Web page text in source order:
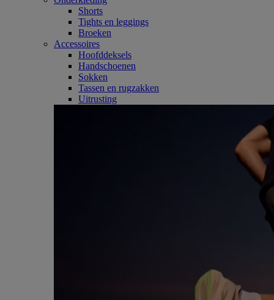
Shorts
Tights en leggings
Broeken
Accessoires
Hoofddeksels
Handschoenen
Sokken
Tassen en rugzakken
Uitrusting